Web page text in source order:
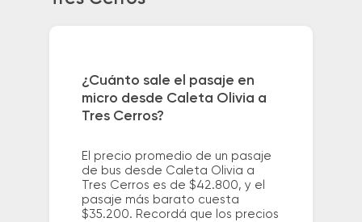
¿Cuánto sale el pasaje en
micro desde Caleta Olivia a
Tres Cerros?
El precio promedio de un pasaje
de bus desde Caleta Olivia a
Tres Cerros es de $42.800, y el
pasaje más barato cuesta
$35.200. Recordá que los precios